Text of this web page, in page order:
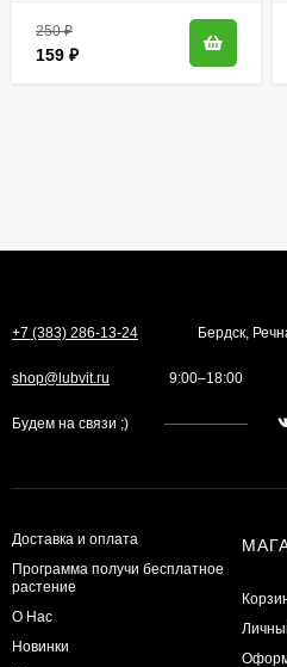
250₽
159 ₽
+7 (383) 286-13-24 Бердск,
shop@lubvit.ru 9:00–18:00
Будем на связи ;)
Доставка и оплата
Программа получи бесплатное
растение
О Нас
Новинки